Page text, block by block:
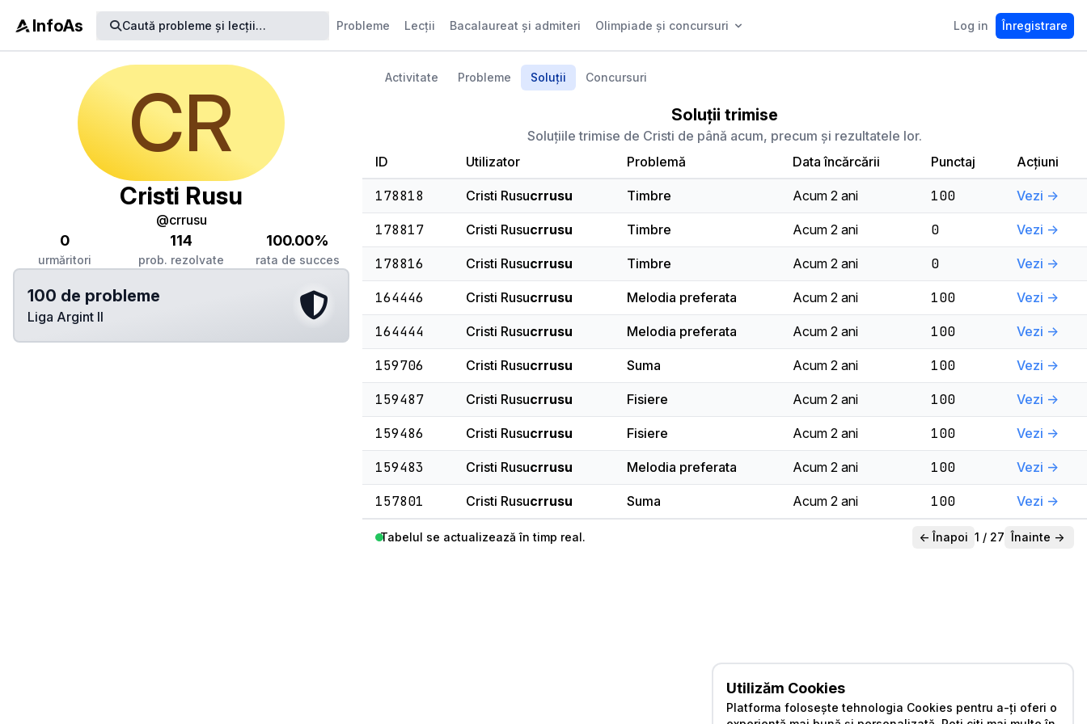
InfoAs Caută probleme și lecții… Probleme Lecții Bacalaureat și admiteri Olimpiade și concursuri Log in Înregistrare
CR
Cristi Rusu
@crrusu
0
urmăritori
114
prob. rezolvate
100.00%
rata de succes
100 de probleme
Liga Argint II
Activitate Probleme Soluții Concursuri
Soluții trimise
Soluțiile trimise de Cristi de până acum, precum și rezultatele lor.
ID
Utilizator Problemă Data încărcării Punctaj Acțiuni
178818 Cristi Rusucrrusu Timbre Acum 2 ani 100 Vezi ->
178817 Cristi Rusucrrusu Timbre Acum 2 ani 0 Vezi ->
178816 Cristi Rusucrrusu Timbre Acum 2 ani 0 Vezi ->
164446 Cristi Rusucrrusu Melodia preferata Acum 2 ani 100 Vezi ->
164444 Cristi Rusucrrusu Melodia preferata Acum 2 ani 100 Vezi ->
159706 Cristi Rusucrrusu Suma Acum 2 ani 100 Vezi ->
159487 Cristi Rusucrrusu Fisiere Acum 2 ani 100 Vezi ->
159486 Cristi Rusucrrusu Fisiere Acum 2 ani 100 Vezi ->
159483 Cristi Rusucrrusu Melodia preferata Acum 2 ani 100 Vezi ->
157801 Cristi Rusucrrusu Suma Acum 2 ani 100 Vezi ->
Tabelul se actualizează în timp real. <- Înapoi 1 / 27 Înainte ->
Utilizăm Cookies
Platforma folosește tehnologia Cookies pentru a-ți oferi o